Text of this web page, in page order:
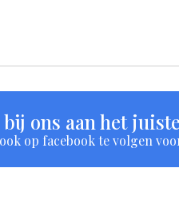
ons aan het
op facebook te volgen